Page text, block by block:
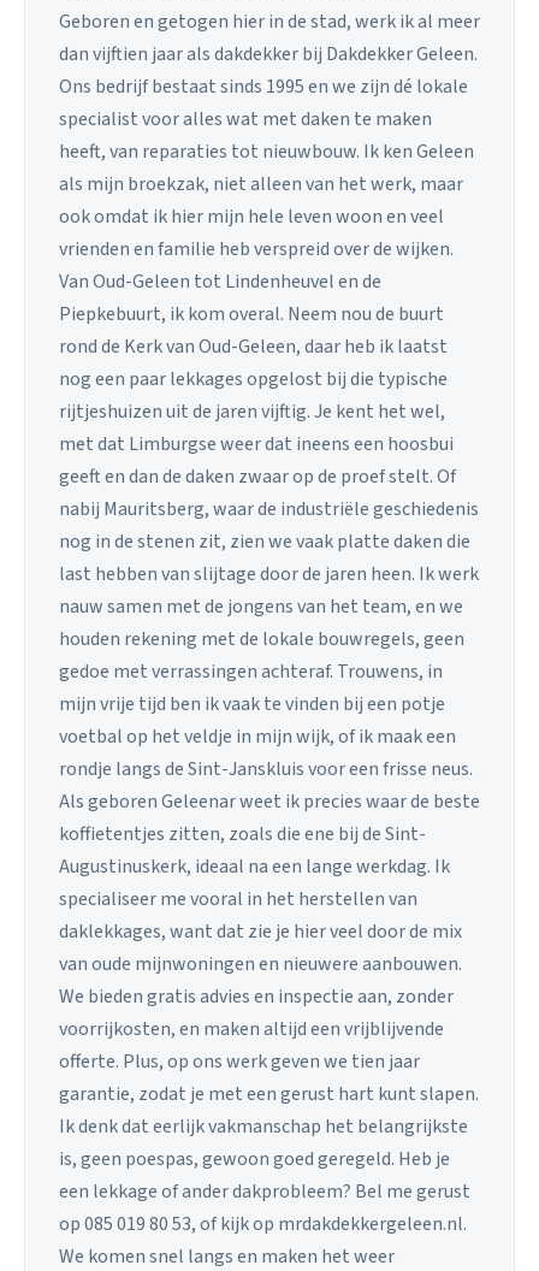
Geboren en getogen hier in de stad, werk ik al meer
dan vijftien jaar als dakdekker bij Dakdekker Geleen.
Ons bedrijf bestaat sinds 1995 en we zijn dé lokale
specialist voor alles wat met daken te maken
heeft, van reparaties tot nieuwbouw. Ik ken Geleen
als mijn broekzak, niet alleen van het werk, maar
ook omdat ik hier mijn hele leven woon en veel
vrienden en familie heb verspreid over de wijken.
Van Oud-Geleen tot Lindenheuvel en de
Piepkebuurt, ik kom overal. Neem nou de buurt
rond de Kerk van Oud-Geleen, daar heb ik laatst
nog een paar lekkages opgelost bij die typische
rijtjeshuizen uit de jaren vijftig. Je kent het wel,
met dat Limburgse weer dat ineens een hoosbui
geeft en dan de daken zwaar op de proef stelt. Of
nabij Mauritsberg, waar de industriële geschiedenis
nog in de stenen zit, zien we vaak platte daken die
last hebben van slijtage door de jaren heen. Ik werk
nauw samen met de jongens van het team, en we
houden rekening met de lokale bouwregels, geen
gedoe met verrassingen achteraf. Trouwens, in
mijn vrije tijd ben ik vaak te vinden bij een potje
voetbal op het veldje in mijn wijk, of ik maak een
rondje langs de Sint-Janskluis voor een frisse neus.
Als geboren Geleenar weet ik precies waar de beste
koffietentjes zitten, zoals die ene bij de Sint-
Augustinuskerk, ideaal na een lange werkdag. Ik
specialiseer me vooral in het herstellen van
daklekkages, want dat zie je hier veel door de mix
van oude mijnwoningen en nieuwere aanbouwen.
We bieden gratis advies en inspectie aan, zonder
voorrijkosten, en maken altijd een vrijblijvende
offerte. Plus, op ons werk geven we tien jaar
garantie, zodat je met een gerust hart kunt slapen.
Ik denk dat eerlijk vakmanschap het belangrijkste
is, geen poespas, gewoon goed geregeld. Heb je
een lekkage of ander dakprobleem? Bel me gerust
op 085 019 80 53, of kijk op mrdakdekkergeleen.nl.
We komen snel langs en maken het weer